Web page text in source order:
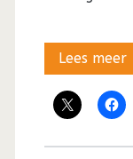
Lees meer